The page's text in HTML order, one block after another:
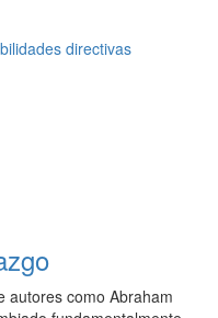
directivas
autores como Abraham